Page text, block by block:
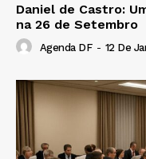
Daniel de Castro:
na 26 de Setembro
Agenda DF - 12 De